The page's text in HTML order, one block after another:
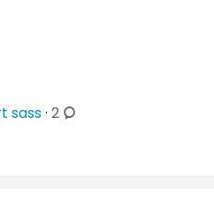
sass· 2 c
o